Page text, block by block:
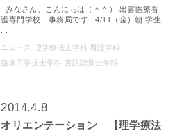
みなさん、こんにちは（＾＾） 出雲医療看
護専門学校 事務局です 4/11（金）朝 学生 .
ニュース 理学療法士学科 看護学科
臨床工学技士学科 言語聴覚士学科
2014.4.8
オリエンテーション 【理学療法